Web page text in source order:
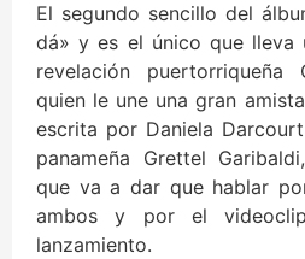
El segundo sencillo del
dá» y es el único que lleva
revelación puertorriqueña
quien le une una gran
escrita por Daniela
panameña Grettel
que va a dar que hablar
ambos y por el
lanzamiento.